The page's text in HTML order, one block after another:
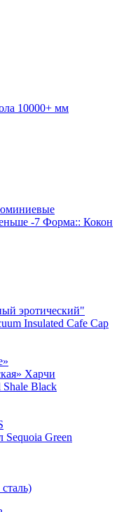
10000+ мм
-7 Форма:: Кокон
эротический"
Insulated Cafe Cap
Харчи
Black
Sequoia Green